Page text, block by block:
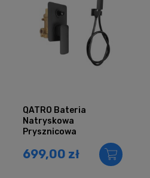
QATRO Bateria
Natryskowa
Prysznicowa
Deszczownica 40
699,00 zł